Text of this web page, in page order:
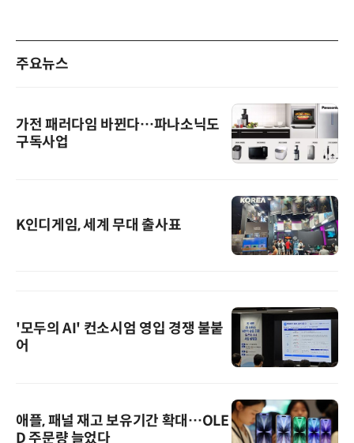
주요뉴스
가전 패러다임 바뀐다…파나소닉도
구독사업
K인디게임, 세계 무대 출사표
'모두의 AI' 컨소시엄 영입 경쟁 불붙
어
애플, 패널 재고 보유기간 확대…OLE
D 주문량 늘었다